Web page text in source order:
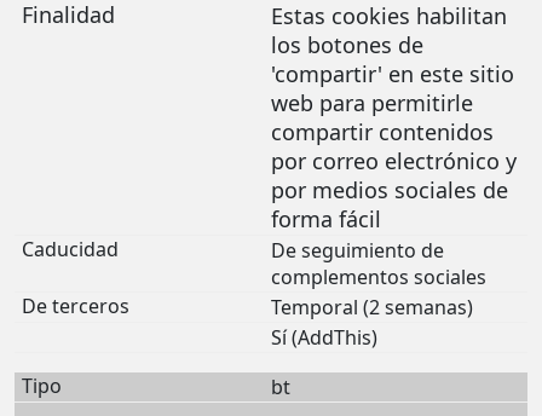
Estas cookies habilitan
los botones de
'compartir' en este sitio
web para permitirle
compartir contenidos
por correo electrónico y
por medios sociales de
forma fácil
De seguimiento de
complementos sociales
Temporal (2 semanas)
Sí (AddThis)
bt